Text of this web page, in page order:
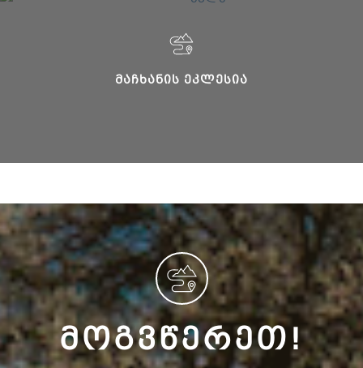
ᲛᲐᲩᲮᲐᲜᲘᲡ ᲔᲙᲚᲔᲡᲘᲐ
ᲛᲝᲒᲕᲬᲔᲠᲔᲗ!